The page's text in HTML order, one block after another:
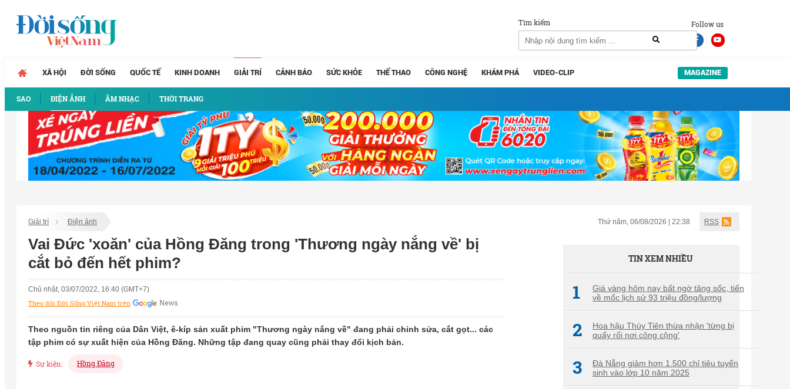
Follow us
Tìm kiếm
XÃ HỘI ĐỜI SỐNG QUỐC TẾ KINH DOANH GIẢI TRÍ
SAO ĐIỆN ẢNH ÂM NHẠC THỜI TRANG
CẢNH BÁO SỨC KHỎE THỂ THAO CÔNG NGHỆ KHÁM PHÁ VIDEO-CLIP MAGAZINE
Giải trí Điện ảnh Thứ năm, 06/08/2026 | 22:38 RSS
Vai Đức 'xoăn' của Hồng Đăng trong 'Thương ngày nắng về' bị
cắt bỏ đến hết phim?
Chủ nhật, 03/07/2022, 16:40 (GMT+7)
Theo dõi Đời Sống Việt Nam trên
Theo nguồn tin riêng của Dân Việt, ê-kíp sản xuất phim "Thương ngày nắng về" đang phải chỉnh sửa, cắt gọt... các
tập phim có sự xuất hiện của Hồng Đăng. Những tập đang quay cũng phải thay đổi kịch bản.
Sự kiện: Hồng Đăng
TIN XEM NHIỀU
1
Giá vàng hôm nay bất ngờ tăng sốc, tiến
về mốc lịch sử 93 triệu đồng/lượng
2
Hoa hậu Thùy Tiên thừa nhận 'từng bị
quấy rối nơi công cộng'
3
Đà Nẵng giảm hơn 1.500 chỉ tiêu tuyển
sinh vào lớp 10 năm 2025